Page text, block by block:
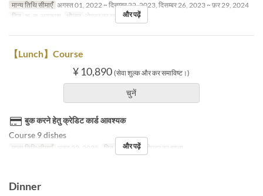
मान्य तिथि सीमाएँ अगस्त 01, 2022 ~ दिसम्बर 22, 2023, दिसम्बर 26, 2023 ~ फ़र 29, 2024
दिन श, स, अवकाश भोजन दोपहर का खानाऔर पढ़ें
【Lunch】Course
¥ 10,890 (सेवा शुल्क और कर समाविष्ट।)
चुनें
बुक करने हेतु क्रेडिट कार्ड आवश्यक
Course 9 dishes
मान्य तिथि सीमाएँ अक्टू 22, 2025 दिन भोजन दोपहर का खाना
और पढ़ें
Dinner